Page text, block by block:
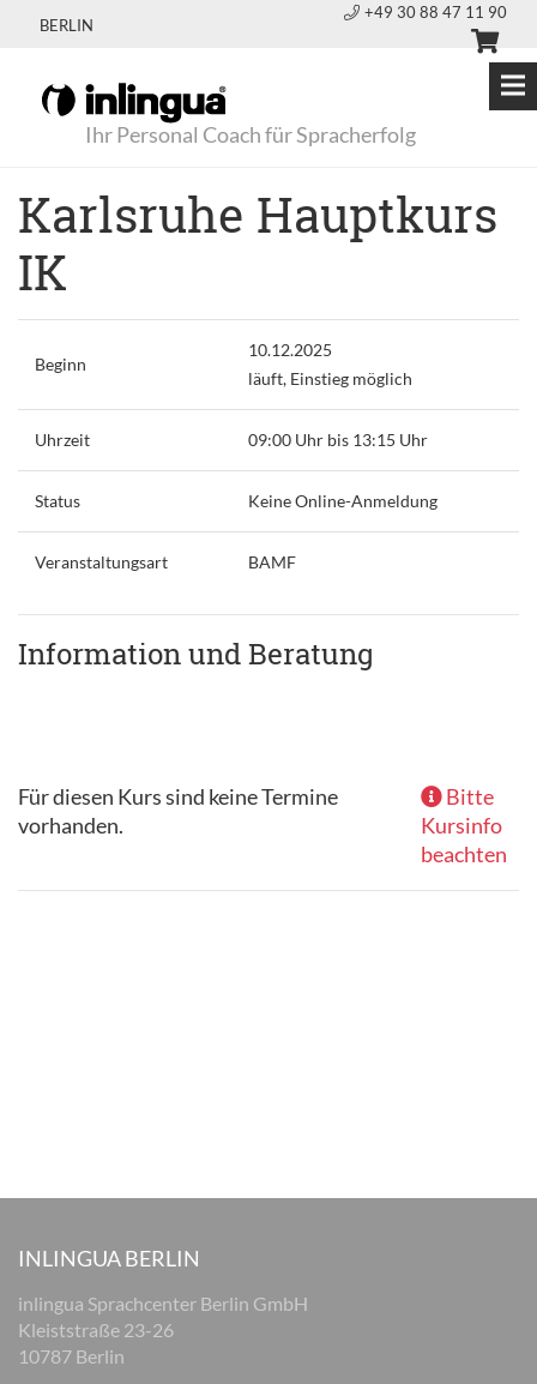
BERLIN
+49 30 88 47 11 90
Ihr Personal Coach für Spracherfolg
Karlsruhe Hauptkurs
IK
Beginn
10.12.2025
läuft, Einstieg möglich
Uhrzeit 09:00 Uhr bis 13:15 Uhr
Status Keine Online-Anmeldung
Veranstaltungsart BAMF
Information und Beratung
Für diesen Kurs sind keine Termine
vorhanden.
Bitte
Kursinfo
beachten
INLINGUA BERLIN
inlingua Sprachcenter Berlin GmbH
Kleiststraße 23-26
10787 Berlin